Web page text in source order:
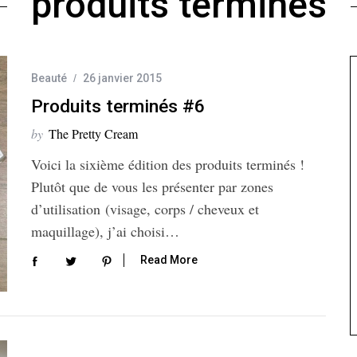
Beauté 26 janvier 2015
Produits terminés #6
by The Pretty Cream
Voici la sixième édition des produits terminés !
Plutôt que de vous les présenter par zones
d’utilisation (visage, corps / cheveux et
maquillage), j’ai choisi…
Read More